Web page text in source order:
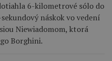
6-kilometrové sólo do
náskok vo vedení
Niewiadomom, ktorá
Borghini.